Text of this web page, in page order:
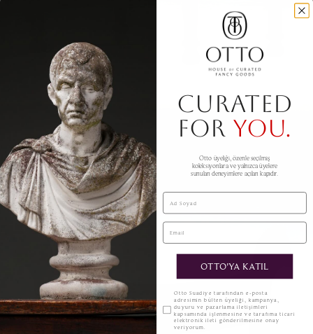
CURATED
FOR YOU.
Otto üyeliği, özenle seçilmiş
koleksiyonlara ve yalnızca üyelere
sunulan deneyimlere açılan kapıdır.
Ad Soyad
Email
OTTO'YA KATIL
KVKKOtto Suadiye tarafından e-posta
adresimin bülten üyeliği, kampanya,
duyuru ve pazarlama iletişimleri
kapsamında işlenmesine ve tarafıma ticari
elektronik ileti gönderilmesine onay
veriyorum.